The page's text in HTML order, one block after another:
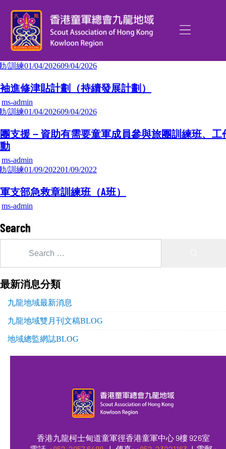
/訓練01/04/202609/04/2026
進修津貼計劃（持續發展計劃）
ms-admin
/訓練01/04/202609/04/2026
支援－資助有需要童軍成員參與旅團訓練班、工
ms-admin
/訓練01/09/202201/09/2022
支部急救章訓練班（A班）
ms-admin
Search
最新消息分類
九龍地域最新消息
九龍地域雙月刊文稿BLOG
地域總監網誌BLOG
香港九龍柯士甸道童軍徑香港童軍中心 9樓 926室